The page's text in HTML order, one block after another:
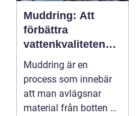
Muddring: Att
förbättra
vattenkvaliteten
och möjliggöra
navigering
Muddring är en
process som innebär
att man avlägsnar
material från botten av